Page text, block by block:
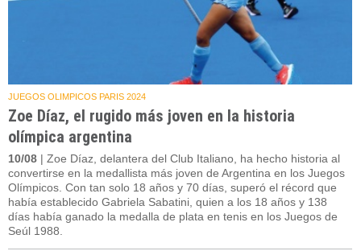
JUEGOS OLIMPICOS PARIS 2024
Zoe Díaz, el rugido más joven en la historia
olímpica argentina
10/08 | Zoe Díaz, delantera del Club Italiano, ha hecho historia al
convertirse en la medallista más joven de Argentina en los Juegos
Olímpicos. Con tan solo 18 años y 70 días, superó el récord que
había establecido Gabriela Sabatini, quien a los 18 años y 138
días había ganado la medalla de plata en tenis en los Juegos de
Seúl 1988.